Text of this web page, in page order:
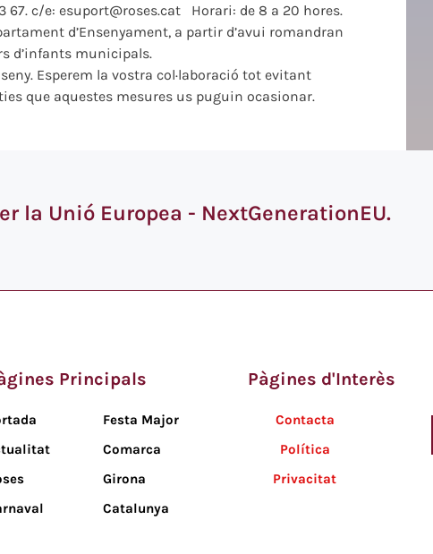
67. c/e: esuport@roses.cat Horari: de 8 a 20 hores.
d’Ensenyament, a partir d’avui romandran
d’infants municipals.
Esperem la vostra col·laboració tot evitant
que aquestes mesures us puguin ocasionar.
la Unió Europea - NextGenerationEU.
Principals
Festa Major
Comarca
Girona
Catalunya
Pàgines d'Interès
Contacta
Política
Privacitat